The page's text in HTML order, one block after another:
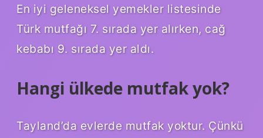
En iyi geleneksel yemekler listesinde
Türk mutfağı 7. sırada yer alırken, cağ
kebabı 9. sırada yer aldı.
Hangi ülkede mutfak yok?
Tayland’da evlerde mutfak yoktur. Çünkü